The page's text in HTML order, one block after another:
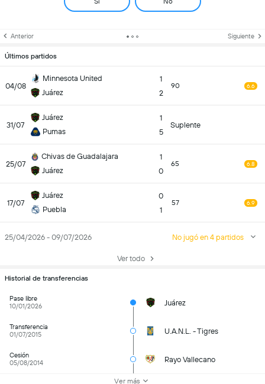
Anterior Siguiente
Últimos partidos
04/08
Minnesota United
Juárez
1
2
90 6.6
31/07
Juárez
Pumas
1
5
Suplente
25/07
Chivas de Guadalajara
Juárez
1
0
65 6.8
17/07
Juárez
Puebla
0
1
57 6.9
25/04/2026 - 09/07/2026 No jugó en 4 partidos
Ver todo
Historial de transferencias
Pase libre
10/01/2026
Juárez
Transferencia
01/07/2015
U.A.N.L. - Tigres
Cesión
05/08/2014
Rayo Vallecano
Ver más